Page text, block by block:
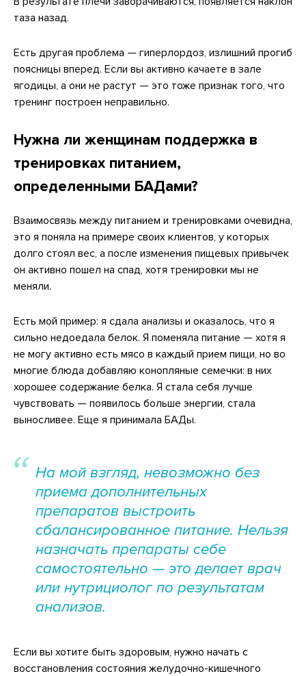
таза назад.
Есть другая проблема — гиперлордоз, излишний прогиб
поясницы вперед. Если вы активно качаете в зале
ягодицы, а они не растут — это тоже признак того, что
тренинг построен неправильно.
Нужна ли женщинам поддержка в
тренировках питанием,
определенными БАДами?
Взаимосвязь между питанием и тренировками очевидна,
это я поняла на примере своих клиентов, у которых
долго стоял вес, а после изменения пищевых привычек
он активно пошел на спад, хотя тренировки мы не
меняли.
Есть мой пример: я сдала анализы и оказалось, что я
сильно недоедала белок. Я поменяла питание — хотя я
не могу активно есть мясо в каждый прием пищи, но во
многие блюда добавляю конопляные семечки: в них
хорошее содержание белка. Я стала себя лучше
чувствовать — появилось больше энергии, стала
выносливее. Еще я принимала БАДы.
На мой взгляд, невозможно без
приема дополнительных
препаратов выстроить
сбалансированное питание. Нельзя
назначать препараты себе
самостоятельно — это делает врач
или нутрициолог по результатам
анализов.
Если вы хотите быть здоровым, нужно начать с
восстановления состояния желудочно-кишечного